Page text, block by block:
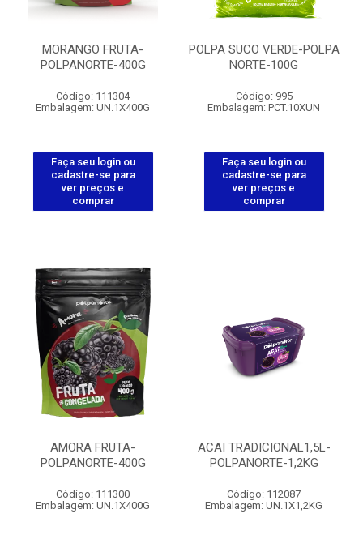
MORANGO FRUTA-
POLPANORTE-400G
Código: 111304
Embalagem: UN.1X400G
Faça seu login ou
cadastre-se para
ver preços e
comprar
POLPA SUCO VERDE-POLPA
NORTE-100G
Código: 995
Embalagem: PCT.10XUN
Faça seu login ou
cadastre-se para
ver preços e
comprar
AMORA FRUTA-
POLPANORTE-400G
Código: 111300
Embalagem: UN.1X400G
ACAI TRADICIONAL1,5L-
POLPANORTE-1,2KG
Código: 112087
Embalagem: UN.1X1,2KG